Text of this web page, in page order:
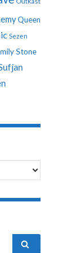
Queen
Sezen
Stone